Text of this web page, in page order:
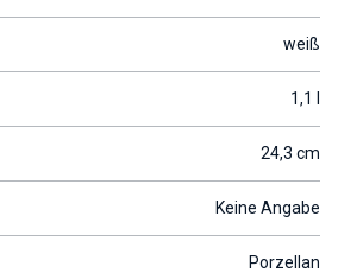
weiß
1,1 l
24,3 cm
Keine Angabe
Porzellan